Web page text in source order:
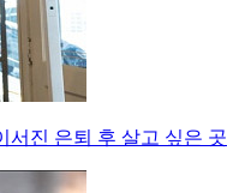
서진 은퇴 후 살고 싶은 곳